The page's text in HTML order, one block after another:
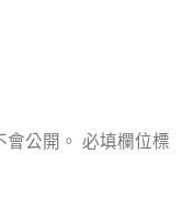
公開。 必填欄位標